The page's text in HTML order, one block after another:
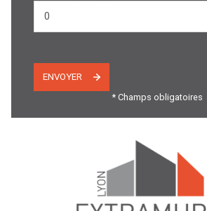
ENVOYER
* Champs obligatoires